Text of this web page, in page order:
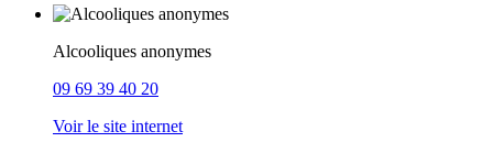
Alcooliques anonymes
09 69 39 40 20
Voir le site internet